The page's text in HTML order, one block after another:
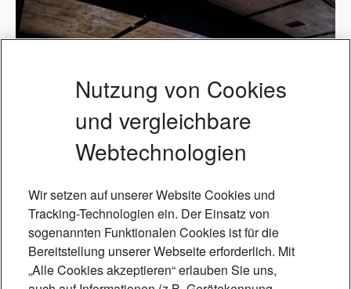
Nutzung von Cookies
und vergleichbare
Webtechnologien
Wir setzen auf unserer Website Cookies und
Tracking-Technologien ein. Der Einsatz von
sogenannten Funktionalen Cookies ist für die
Bereitstellung unserer Webseite erforderlich. Mit
„Alle Cookies akzeptieren“ erlauben Sie uns,